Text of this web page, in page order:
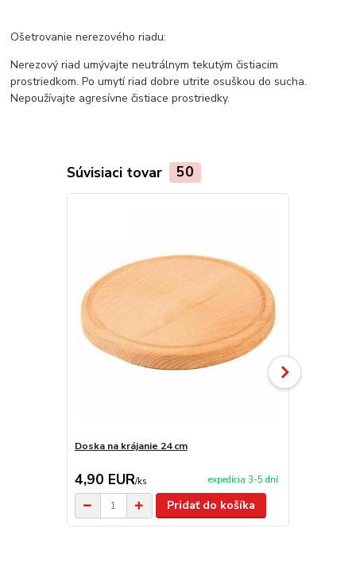
Ošetrovanie nerezového riadu:
Nerezový riad umývajte neutrálnym tekutým čistiacim
prostriedkom. Po umytí riad dobre utrite osuškou do sucha.
Nepoužívajte agresívne čistiace prostriedky.
Súvisiaci tovar 50
Doska na krájanie 24 cm
4,90 EUR/ks expedícia 3-5 dní
Pridať do košíka